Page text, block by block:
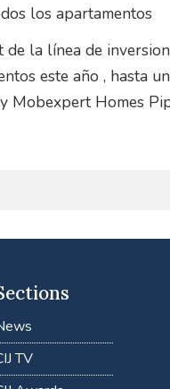
los apartamentos
la línea de
este año , hasta
Mobexpert Homes
TV